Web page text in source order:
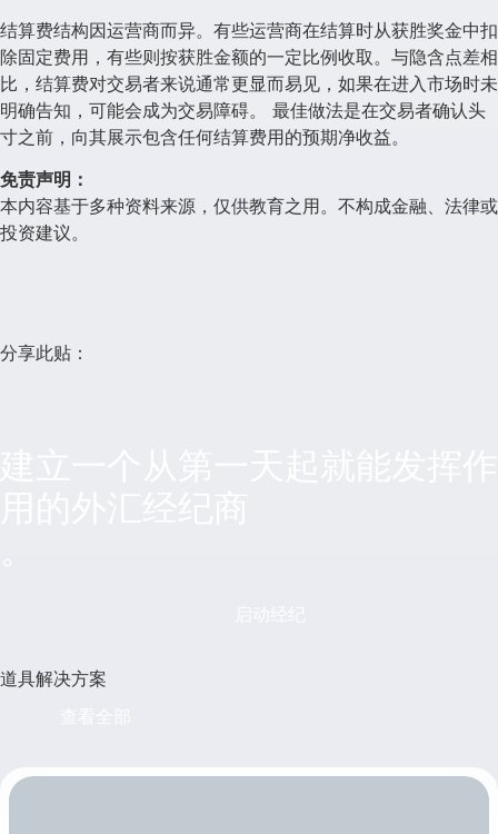
结算费结构因运营商而异。有些运营商在结算时从获胜奖金中扣
除固定费用，有些则按获胜金额的一定比例收取。与隐含点差相
比，结算费对交易者来说通常更显而易见，如果在进入市场时未
明确告知，可能会成为交易障碍。 最佳做法是在交易者确认头
寸之前，向其展示包含任何结算费用的预期净收益。
免责声明：
本内容基于多种资料来源，仅供教育之用。不构成金融、法律或
投资建议。
分享此贴：
道具解决方案